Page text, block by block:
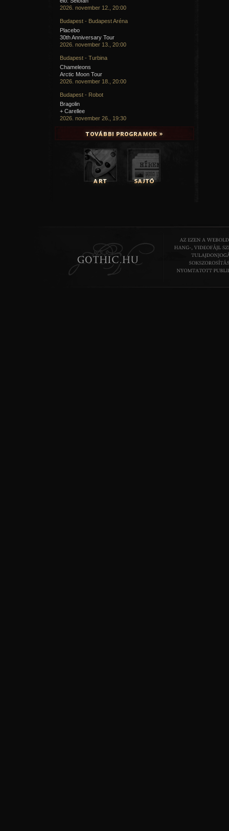
2026. november 12., 20:00
Budapest - Budapest Aréna
Placebo
30th Anniversary Tour
2026. november 13., 20:00
Budapest - Turbina
Chameleons
Arctic Moon Tour
2026. november 18., 20:00
Budapest - Robot
Bragolin
+ Carellee
2026. november 26., 19:30